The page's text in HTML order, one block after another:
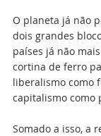
O planeta já não
dois grandes
países já não
cortina de ferro
liberalismo como
capitalismo como
Somado a isso, a